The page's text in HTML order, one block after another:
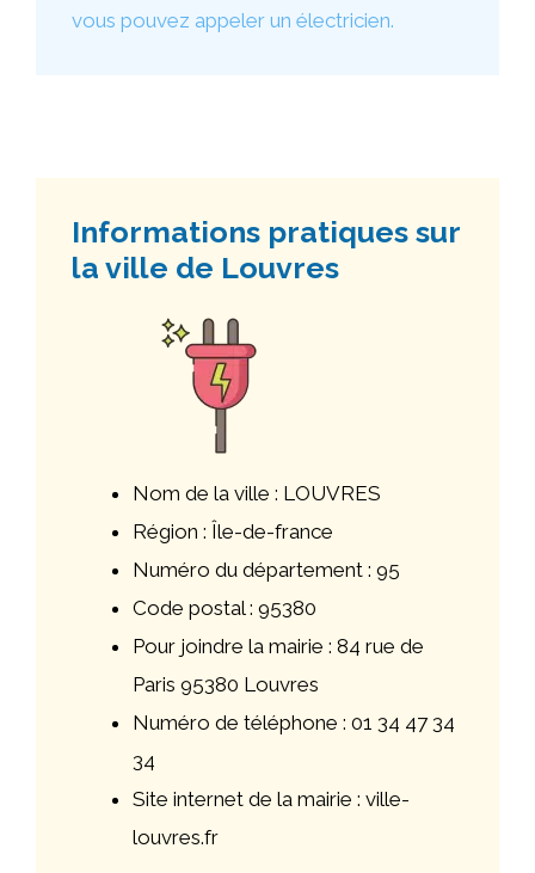
vous pouvez appeler un électricien.
Informations pratiques sur
la ville de Louvres
Nom de la ville : LOUVRES
Région : Île-de-france
Numéro du département : 95
Code postal : 95380
Pour joindre la mairie : 84 rue de
Paris 95380 Louvres
Numéro de téléphone : 01 34 47 34
34
Site internet de la mairie : ville-
louvres.fr